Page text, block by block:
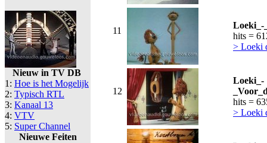
Nieuw in TV DB
1: Hoe is het Mogelijk
2: Typisch RTL
3: Kanaal 13
4: VTV
5: Super Channel
Nieuwe Feiten
11
Loeki_-
hits =
> Loeki
12
Loeki_-
hits =
> Loeki